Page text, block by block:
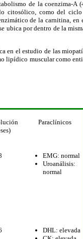
de la coenzima-A
citosólico, como del
de la carnitina,
por dentro de la
en el estudio de las
lipídico muscular como
Paraclínicos
EMG: normal
Uroanálisis:
normal
DHL: elevada